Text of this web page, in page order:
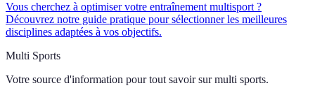
Vous cherchez à optimiser votre entraînement multisport ?
Découvrez notre guide pratique pour sélectionner les meilleures
disciplines adaptées à vos objectifs.
Multi Sports
Votre source d'information pour tout savoir sur multi sports.